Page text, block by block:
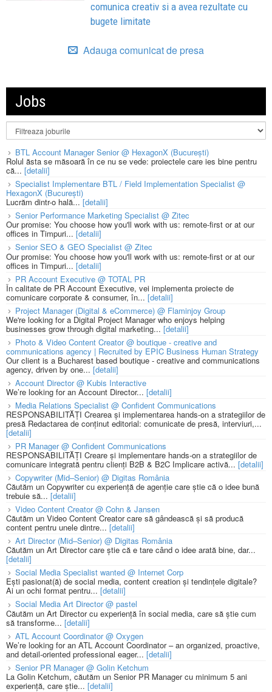
comunica creativ si a avea rezultate cu
bugete limitate
Adauga comunicat de presa
Jobs
BTL Account Manager Senior @ HexagonX (București)
Rolul ăsta se măsoară în ce nu se vede: proiectele care ies bine pentru
că... [detalii]
Specialist Implementare BTL / Field Implementation Specialist @
HexagonX (București)
Lucrăm dintr-o hală... [detalii]
Senior Performance Marketing Specialist @ Zitec
Our promise: You choose how you'll work with us: remote-first or at our
offices in Timpuri... [detalii]
Senior SEO & GEO Specialist @ Zitec
Our promise: You choose how you'll work with us: remote-first or at our
offices in Timpuri... [detalii]
PR Account Executive @ TOTAL PR
În calitate de PR Account Executive, vei implementa proiecte de
comunicare corporate & consumer, în... [detalii]
Project Manager (Digital & eCommerce) @ Flaminjoy Group
We're looking for a Digital Project Manager who enjoys helping
businesses grow through digital marketing... [detalii]
Photo & Video Content Creator @ boutique - creative and
communications agency | Recruited by EPIC Business Human Strategy
Our client is a Bucharest based boutique - creative and communications
agency, driven by one... [detalii]
Account Director @ Kubis Interactive
We’re looking for an Account Director... [detalii]
Media Relations Specialist @ Confident Communications
RESPONSABILITĂȚI Crearea și implementarea hands-on a strategiilor de
presă Redactarea de conținut editorial: comunicate de presă, interviuri,...
[detalii]
PR Manager @ Confident Communications
RESPONSABILITĂȚI Creare și implementare hands-on a strategiilor de
comunicare integrată pentru clienți B2B & B2C Implicare activă... [detalii]
Copywriter (Mid–Senior) @ Digitas România
Căutăm un Copywriter cu experiență de agenție care știe că o idee bună
trebuie să... [detalii]
Video Content Creator @ Cohn & Jansen
Căutăm un Video Content Creator care să gândească și să producă
content pentru unele dintre... [detalii]
Art Director (Mid–Senior) @ Digitas România
Căutăm un Art Director care știe că e tare când o idee arată bine, dar...
[detalii]
Social Media Specialist wanted @ Internet Corp
Ești pasionat(ă) de social media, content creation și tendințele digitale?
Ai un ochi format pentru... [detalii]
Social Media Art Director @ pastel
Căutăm un Art Director cu experiență în social media, care să știe cum
să transforme... [detalii]
ATL Account Coordinator @ Oxygen
We’re looking for an ATL Account Coordinator – an organized, proactive,
and detail-oriented professional eager... [detalii]
Senior PR Manager @ Golin Ketchum
La Golin Ketchum, căutăm un Senior PR Manager cu minimum 5 ani
experiență, care știe... [detalii]